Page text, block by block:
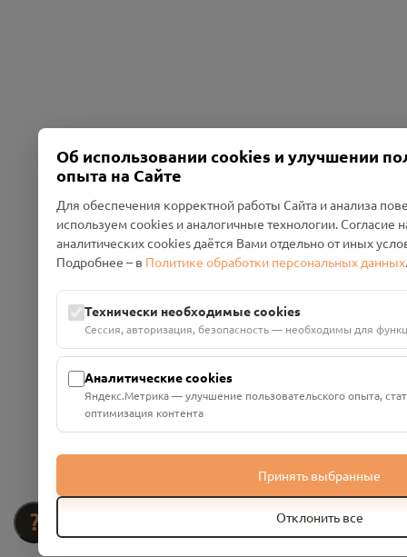
?
Об использовании cookies и улучшении
опыта на Сайте
Для обеспечения корректной работы Сайта и анализа
используем cookies и аналогичные технологии. Согласие
аналитических cookies даётся Вами отдельно от иных
Подробнее – в Политике обработки персональных данных.
Технически необходимые cookies
Сессия, авторизация, безопасность — необходимы для
Аналитические cookies
Яндекс.Метрика — улучшение пользовательского опыта,
оптимизация контента
Принять выбранные
Отклонить все